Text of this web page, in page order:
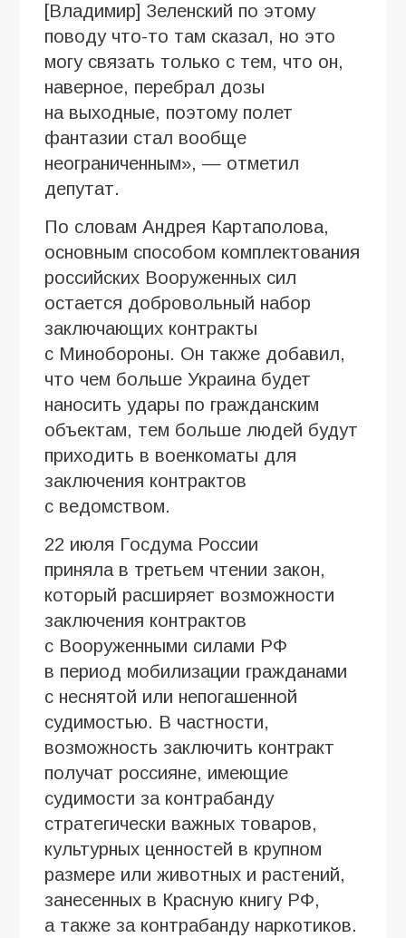
[Владимир] Зеленский по этому
поводу что-то там сказал, но это
могу связать только с тем, что он,
наверное, перебрал дозы
на выходные, поэтому полет
фантазии стал вообще
неограниченным», — отметил
депутат.
По словам Андрея Картаполова,
основным способом комплектования
российских Вооруженных сил
остается добровольный набор
заключающих контракты
с Минобороны. Он также добавил,
что чем больше Украина будет
наносить удары по гражданским
объектам, тем больше людей будут
приходить в военкоматы для
заключения контрактов
с ведомством.
22 июля Госдума России
приняла в третьем чтении закон,
который расширяет возможности
заключения контрактов
с Вооруженными силами РФ
в период мобилизации гражданами
с неснятой или непогашенной
судимостью. В частности,
возможность заключить контракт
получат россияне, имеющие
судимости за контрабанду
стратегически важных товаров,
культурных ценностей в крупном
размере или животных и растений,
занесенных в Красную книгу РФ,
а также за контрабанду наркотиков.